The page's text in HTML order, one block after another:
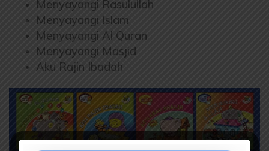
Menyayangi Rasulullah
Menyayangi Islam
Menyayangi Al Quran
Menyayangi Masjid
Aku Rajin Ibadah